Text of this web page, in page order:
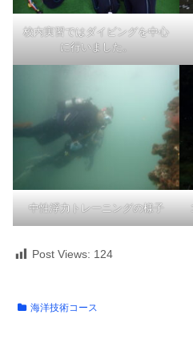
校内実習ではダイビングを中心
に行いました。
中性浮力トレーニングの様子
Post Views: 124
海洋技術コース